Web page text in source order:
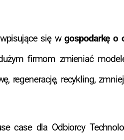
wpisujące się wgospodarkę o
firmom zmieniać
regenerację, recykling,
case dla Odbiorcy